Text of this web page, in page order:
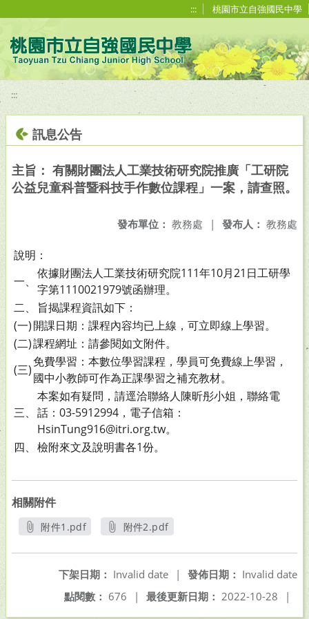
::: 桃園市立自強國民中學
:::
訊息公告
主旨： 有關財團法人工業技術研究院推廣「工研院
公益兒童科普暨科技手作數位課程」一案，請查照。
發布人： 教務處
發布單位： 教務處 |
說明：
一、
依據財團法人工業技術研究院111年10月21日工研學
字第1110021979號函辦理。
二、
旨揭課程資訊如下：
(一)開課日期：課程內容均已上線，可立即線上學習。
(二)課程網址：請參閱如文附件。
(三)
免費學習：本數位學習課程，學員可免費線上學習，
國中小教師可作為正課學習之補充教材。
三、
本案如有疑問，請逕洽聯絡人陳昕彤小姐，聯絡電
話：03-5912994，電子信箱：
HsinTung916@itri.org.tw。
四、 檢附來文及說明書各1份。
相關附件
附件1.pdf
附件2.pdf
發佈日期： Invalid date
下架日期： Invalid date
|
最後更新日期： 2022-10-28 |
點閱數： 676 |